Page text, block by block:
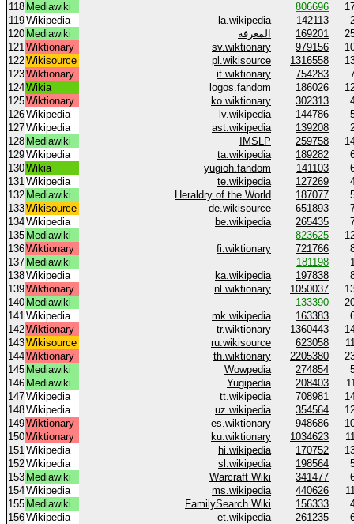
118 Mediawiki 806696
119Wikipedia la.wikipedia 142113
120 Mediawiki المعرفة 169201
121Wiktionary sv.wiktionary 979156
122Wikisource pl.wikisource 1316558
123Wiktionary it.wiktionary 754283
124Wikia logos.fandom 186026
125Wiktionary ko.wiktionary 302313
126Wikipedia lv.wikipedia 144786
127Wikipedia ast.wikipedia 139208
128 Mediawiki IMSLP 259758
129Wikipedia ta.wikipedia 189282
130Wikia yugioh.fandom 141103
131Wikipedia te.wikipedia 127269
132 Mediawiki Heraldry of the World 187077
133Wikisource de.wikisource 651893
134Wikipedia be.wikipedia 265435
135 Mediawiki 823625
136Wiktionary fi.wiktionary 721766
137 Mediawiki 181198
138Wikipedia ka.wikipedia 197838
139Wiktionary nl.wiktionary 1050037
140 Mediawiki 133390
141Wikipedia mk.wikipedia 163383
142Wiktionary tr.wiktionary 1360443
143Wikisource ru.wikisource 623058
144Wiktionary th.wiktionary 2205380
145 Mediawiki Wowpedia 274854
146 Mediawiki Yugipedia 208403
147Wikipedia tt.wikipedia 708981
148Wikipedia uz.wikipedia 354564
149Wiktionary es.wiktionary 948686
150Wiktionary ku.wiktionary 1034623
151Wikipedia hi.wikipedia 170752
152Wikipedia sl.wikipedia 198564
153 Mediawiki Warcraft Wiki 341477
154Wikipedia ms.wikipedia 440626
155 Mediawiki FamilySearch Wiki 156333
156Wikipedia et.wikipedia 261235